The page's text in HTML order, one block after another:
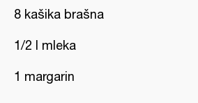
8 kašika brašna
1/2 l mleka
1 margarin